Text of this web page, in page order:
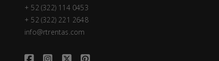
+ 52 (322) 114 0453
+ 52 (322) 221 2648
info@rtrentas.com